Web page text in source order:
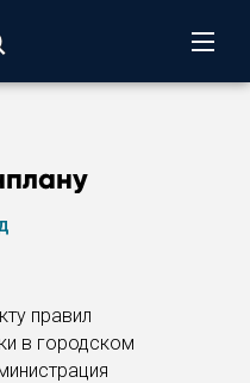
правил
в городском